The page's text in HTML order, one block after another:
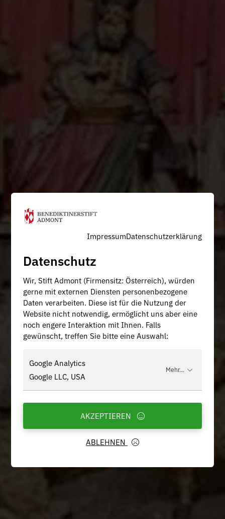
ImpressumDatenschutzerklärung
Datenschutz
Wir, Stift Admont (Firmensitz: Österreich), würden
gerne mit externen Diensten personenbezogene
Daten verarbeiten. Diese ist für die Nutzung der
Website nicht notwendig, ermöglicht uns aber eine
noch engere Interaktion mit Ihnen. Falls
gewünscht, treffen Sie bitte eine Auswahl:
Google Analytics
Google LLC, USA
Mehr...
ABLEHNEN
AKZEPTIEREN